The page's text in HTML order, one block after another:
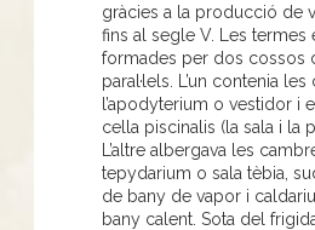
gràcies a la producció de
fins al segle V. Les termes
formades per dos cossos
paral·lels. L’un contenia
l’apodyterium o vestidor i
cella piscinalis (la sala i la
L’altre albergava les
tepydarium o sala tèbia,
de bany de vapor i
bany calent. Sota del